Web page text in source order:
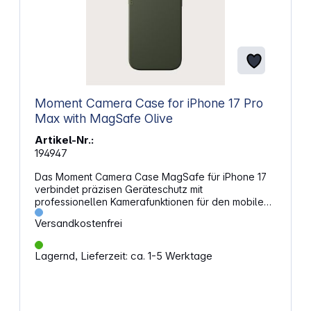
Moment Camera Case for iPhone 17 Pro
Max with MagSafe Olive
Artikel-Nr.:
194947
Das Moment Camera Case MagSafe für iPhone 17
verbindet präzisen Geräteschutz mit
professionellen Kamerafunktionen für den mobilen
Einsatz. Es wurde speziell für die Integration in das
Moment-Ökosystem entwickelt und bietet eine
modulare Erweiterung um Objektive, Filter und
Halteschlaufen. Gefertigt aus einem robusten TPU-
Rahmen mit integrierten AirFlex-Seitenwänden ist
Versandkostenfrei
Lagernd, Lieferzeit: ca. 1-5 Werktage